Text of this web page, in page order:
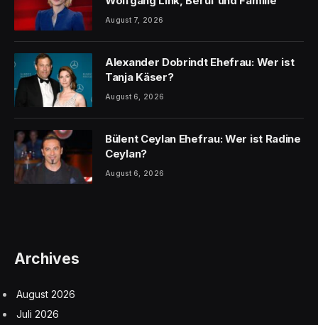
August 7, 2026
Alexander Dobrindt Ehefrau: Wer ist
Tanja Käser?
August 6, 2026
Bülent Ceylan Ehefrau: Wer ist Radine
Ceylan?
August 6, 2026
Archives
August 2026
Juli 2026